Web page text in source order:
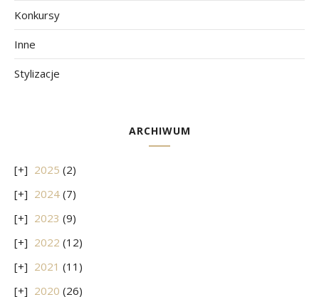
Konkursy
Inne
Stylizacje
ARCHIWUM
2025 (2)
2024 (7)
2023 (9)
2022 (12)
2021 (11)
2020 (26)